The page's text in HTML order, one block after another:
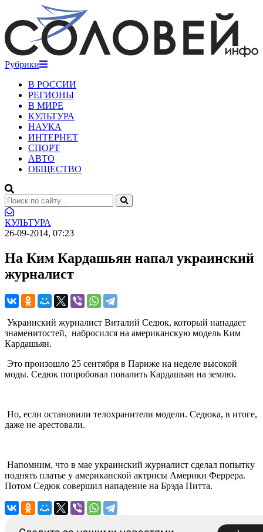
Рубрики
В РОССИИ
РЕГИОНЫ
В МИРЕ
КУЛЬТУРА
НАУКА
ИНТЕРНЕТ
СПОРТ
АВТО
ОБЩЕСТВО
КУЛЬТУРА
26-09-2014, 07:23
На Ким Кардашьян напал украинский
журналист
Украинский журналист Виталий Седюк, который нападает
знаменитостей, набросился на американскую модель Ким
Кардашьян.
Это произошло 25 сентября в Париже на неделе высокой
моды. Седюк попробовал повалить Кардашьян на землю.
Но, если остановили телохранители модели. Седюка, в итоге,
даже не арестовали.
Напомним, что в мае украинский журналист сделал попытку
поднять платье у американской актрисы Америки Феррера.
Потом Седюк совершил нападение на Брэда Питта.